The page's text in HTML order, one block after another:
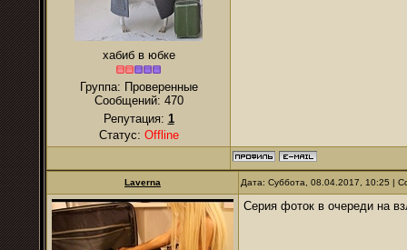
хабиб в юбке
Группа: Проверенные
Сообщений: 470
Репутация: 1
Статус: Offline
Laverna Дата: Суббота, 08.04.2017, 10:25 |
Серия фоток в очереди на